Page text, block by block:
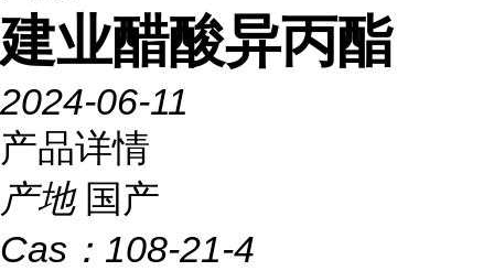
建业醋酸异丙酯
2024-06-11
产品详情
产地 国产
Cas： 108-21-4